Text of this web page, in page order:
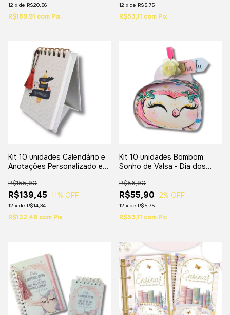
12 x de R$20,56
R$189,91 com Pix
12 x de R$5,75
R$53,11 com Pix
Kit 10 unidades Calendário e
Anotações Personalizado em
professores
R$139,45
R$155,90
11% OFF
12 x de R$14,34
R$132,48 com Pix
Kit 10 unidades Bombom
Sonho de Valsa - Dia dos
R$55,90
R$56,90
2% OFF
12 x de R$5,75
R$53,11 com Pix